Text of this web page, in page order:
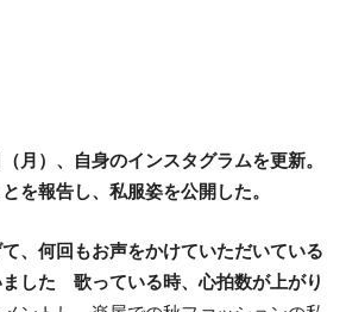
月）、自身のインスタグラムを更新。
を報告し、私服姿を公開した。
て、何回もお声をかけていただいている
した 歌っている時、心拍数が上がり